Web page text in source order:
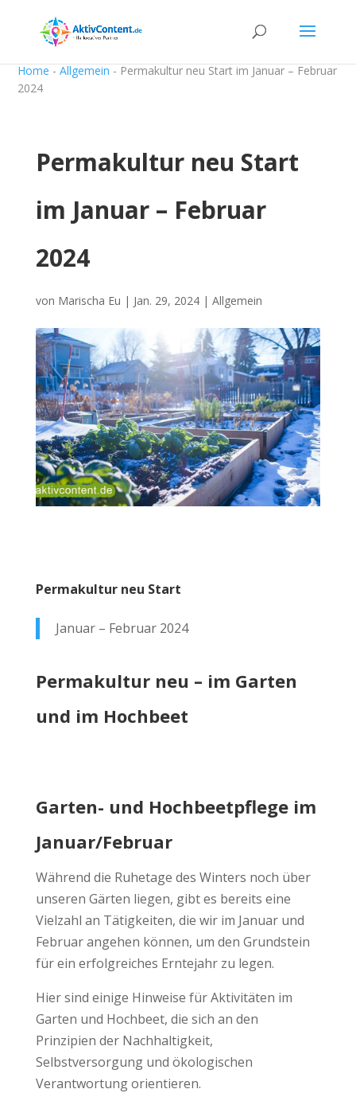
Home -Allgemein - Permakultur neu Start im Januar – Februar
2024
Permakultur neu Start
im Januar – Februar
2024
von Marischa Eu | Jan. 29, 2024| Allgemein
Permakultur neu Start
Januar – Februar 2024
Permakultur neu – im Garten
und im Hochbeet
Garten- und Hochbeetpflege im
Januar/Februar
Während die Ruhetage des Winters noch über
unseren Gärten liegen, gibt es bereits eine
Vielzahl an Tätigkeiten, die wir im Januar und
Februar angehen können, um den Grundstein
für ein erfolgreiches Erntejahr zu legen.
Hier sind einige Hinweise für Aktivitäten im
Garten und Hochbeet, die sich an den
Prinzipien der Nachhaltigkeit,
Selbstversorgung und ökologischen
Verantwortung orientieren.